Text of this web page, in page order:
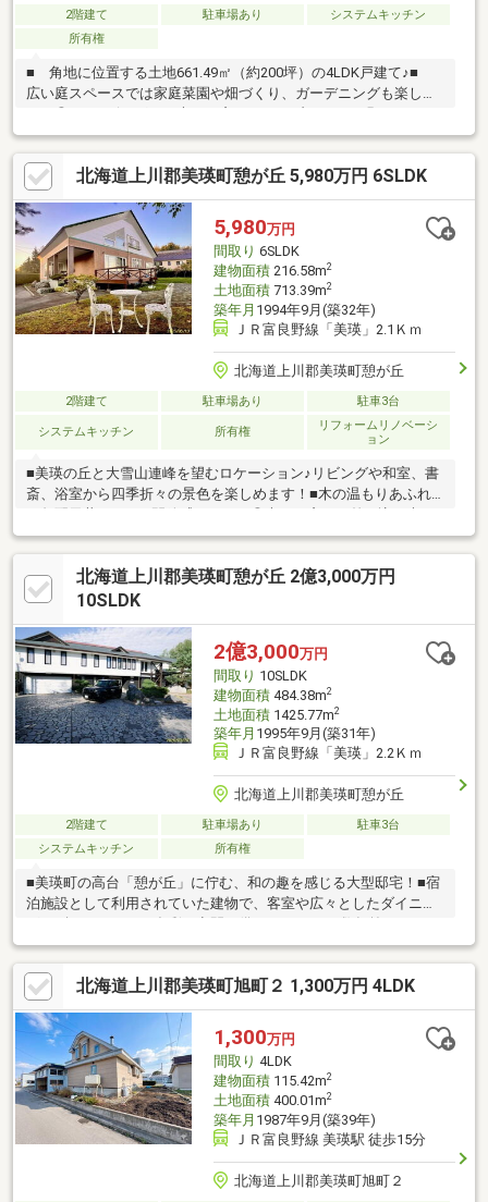
2階建て 駐車場あり
システムキッチン
所有権
■ 角地に位置する土地661.49㎡（約200坪）の4LDK戸建て♪■
広い庭スペースでは家庭菜園や畑づくり、ガーデニングも楽しめ
たかな雰囲気です♪■ 和室・洋室を備え、ご家族での居住や趣味
部屋にも使いやすい間取り！■ 車庫・物置付きで駐車やタイ
ヤ・除雪道具の収納にも便利◎■ 自然を感じながら、ゆったり
とした美瑛暮らしを楽しみたい方におすすめ♪■ 現況を活かしつ
つ、リフォームのご相談も弊社で承っております！お気軽にお問
い合わせください♪（TEL:011-790-8100）
北海道上川郡美瑛町憩が丘 5,980万円 6SLDK
5,980万円
間取り 6SLDK
建物面積216.58m2
土地面積713.39m2
築年月 1994年9月(築32年)
ＪＲ富良野線「美瑛」2.1Ｋｍ
北海道上川郡美瑛町憩が丘
2階建て 駐車場あり 駐車3台
システムキッチン 所有権
リフォームリノベーシ
ョン
■美瑛の丘と大雪山連峰を望むロケーション♪リビングや和室、書
斎、浴室から四季折々の景色を楽しめます！■木の温もりあふれ
る勾配天井のLDKは開放感たっぷり◎大きな窓から差し込む光と
眺望が魅力です♪■自宅で“ととのう”時間を楽しめるサウナ付き！
ゆったり浴室も嬉しいポイント◎■収納豊富なキッチンや納戸付
きで暮らしやすく、2024年夏にボイラー交換、洗面台交換、畳表
替え、屋根塗装等リフォーム実施済み！■屋根付き玄関やお庭ス
景色と暮らしを楽しめる一邸です！お気軽にお問い合わせくださ
い♪（TEL:011-790-8100）
北海道上川郡美瑛町憩が丘 2億3,000万円
10SLDK
2億3,000万円
間取り 10SLDK
建物面積484.38m2
土地面積1425.77m2
築年月 1995年9月(築31年)
ＪＲ富良野線「美瑛」2.2Ｋｍ
北海道上川郡美瑛町憩が丘
2階建て 駐車場あり
駐車3台
システムキッチン
所有権
■美瑛町の高台「憩が丘」に佇む、和の趣を感じる大型邸宅！■宿
泊施設として利用されていた建物で、客室や広々としたダイニン
ェも営業しており、住宅・別荘・宿泊施設・飲食店・シェアハウ
スなど幅広い用途を検討可能◎■吹抜けのある開放的な室内と、
美瑛の丘や夕景を楽しめる眺望も魅力！■広い庭ではガーデニン
グや家庭菜園も楽しめます♪■ボイラーは2年以内に交換、トイ
レ・水回りはリフォーム済み！※売主申告■憩が森公園が近く、散
策やペットとのお散歩にぴったりです♪お気軽にお問い合わせくだ
さい♪（TEL:011-790-8100）
北海道上川郡美瑛町旭町２ 1,300万円 4LDK
1,300万円
間取り 4LDK
建物面積115.42m2
土地面積400.01m2
築年月 1987年9月(築39年)
ＪＲ富良野線 美瑛駅 徒歩15分
北海道上川郡美瑛町旭町２